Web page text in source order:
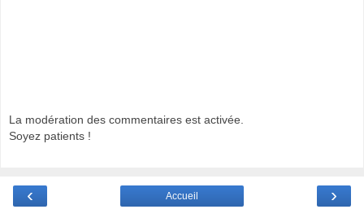
La modération des commentaires est activée.
Soyez patients !
‹ ›
Accueil